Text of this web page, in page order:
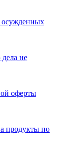
осужденных
не
оферты
продукты по